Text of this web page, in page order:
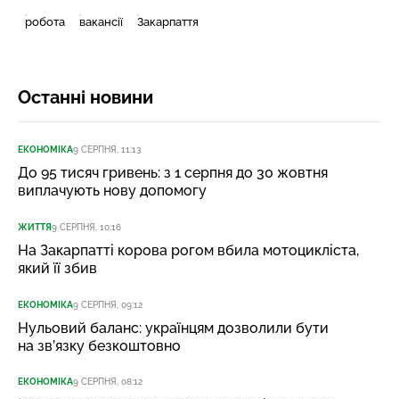
робота вакансії Закарпаття
Останні новини
ЕКОНОМІКА9 СЕРПНЯ, 11:13
До 95 тисяч гривень: з 1 серпня до 30 жовтня
виплачують нову допомогу
ЖИТТЯ9 СЕРПНЯ, 10:16
На Закарпатті корова рогом вбила мотоцикліста,
який її збив
ЕКОНОМІКА9 СЕРПНЯ, 09:12
Нульовий баланс: українцям дозволили бути
на зв’язку безкоштовно
ЕКОНОМІКА9 СЕРПНЯ, 08:12